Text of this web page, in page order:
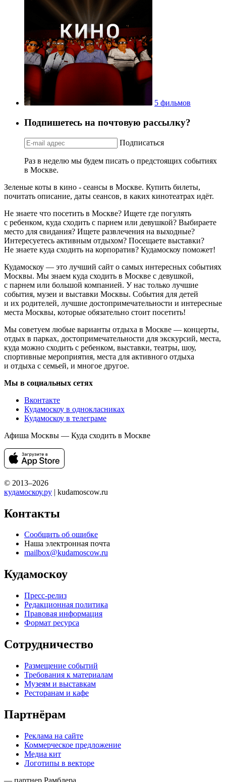
5 фильмов
Подпишетесь на почтовую рассылку?
Подписаться
Раз в неделю мы будем писать о предстоящих событиях
в Москве.
Зеленые коты в кино - сеансы в Москве. Купить билеты,
почитать описание, даты сеансов, в каких кинотеатрах идёт.
Не знаете что посетить в Москве? Ищете где погулять
с ребенком, куда сходить с парнем или девушкой? Выбираете
место для свидания? Ищете развлечения на выходные?
Интересуетесь активным отдыхом? Посещаете выставки?
Не знаете куда сходить на корпоратив? Кудамоскоу поможет!
Кудамоскоу — это лучший сайт о самых интересных событиях
Москвы. Мы знаем куда сходить в Москве с девушкой,
с парнем или большой компанией. У нас только лучшие
события, музеи и выставки Москвы. События для детей
и их родителей, лучшие достопримечательности и интересные
места Москвы, которые обязательно стоит посетить!
Мы советуем любые варианты отдыха в Москве — концерты,
отдых в парках, достопримечательности для экскурсий, места,
куда можно сходить с ребенком, выставки, театры, шоу,
спортивные мероприятия, места для активного отдыха
и отдыха с семьей, и многое другое.
Мы в социальных сетях
Вконтакте
Кудамоскоу в однокласниках
Кудамоскоу в телеграме
Афиша Москвы — Куда сходить в Москве
© 2013–2026
кудамоскоу.ру | kudamoscow.ru
Контакты
Сообщить об ошибке
Наша электронная почта
mailbox@kudamoscow.ru
Кудамоскоу
Пресс-релиз
Редакционная политика
Правовая информация
Формат ресурса
Сотрудничество
Размещение событий
Требования к материалам
Музеям и выставкам
Ресторанам и кафе
Партнёрам
Реклама на сайте
Коммерческое предложение
Медиа кит
Логотипы в векторе
— партнер Рамблера